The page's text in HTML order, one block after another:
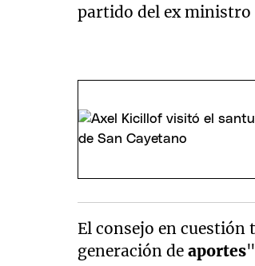
partido del ex ministro
El consejo en
generación deaportes